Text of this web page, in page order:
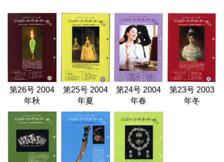
第26号 2004
年秋
第25号 2004
年夏
第24号 2004
年春
第23号 2003
年冬